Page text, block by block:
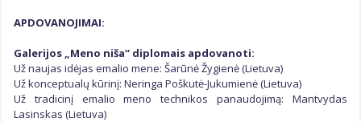
APDOVANOJIMAI:
Galerijos „Meno niša“ diplomais apdovanoti:
Už naujas idėjas emalio mene: Šarūnė Žygienė (Lietuva)
Už konceptualų kūrinį: Neringa Poškutė-Jukumienė (Lietuva)
Už tradicinį emalio meno technikos panaudojimą: Mantvydas
Lasinskas (Lietuva)